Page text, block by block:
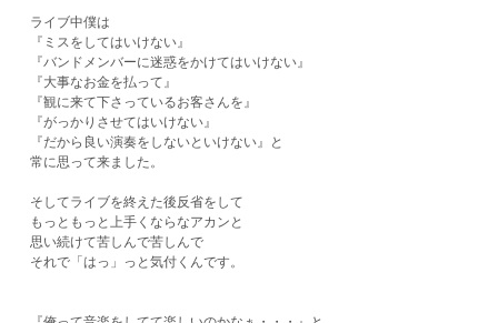
ライブ中僕は
『ミスをしてはいけない』
『バンドメンバーに迷惑をかけてはいけない』
『大事なお金を払って』
『観に来て下さっているお客さんを』
『がっかりさせてはいけない』
『だから良い演奏をしないといけない』と
常に思って来ました。
そしてライブを終えた後反省をして
もっともっと上手くならなアカンと
思い続けて苦しんで苦しんで
それで「はっ」っと気付くんです。